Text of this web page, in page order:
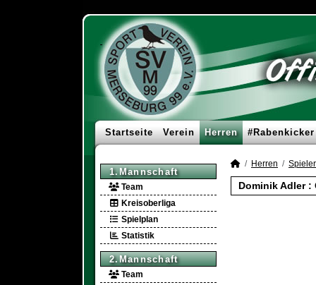
Startseite Verein Herren #Rabenkicker
1.Mannschaft
Team
Kreisoberliga
Spielplan
Statistik
2.Mannschaft
Team
Herren
Dominik Adler :